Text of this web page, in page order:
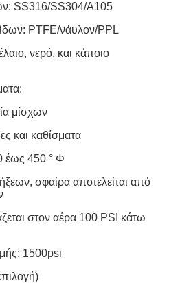
SS316/SS304/A105
PTFE/νάυλον/PPL
νερό, και κάποιο
μίσχων
και καθίσματα
έως 450 ° Φ
σφαίρα αποτελείται από
στον αέρα 100 PSI κάτω
1500psi